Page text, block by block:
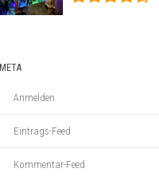
META
Anmelden
Eintrags-Feed
Kommentar-Feed